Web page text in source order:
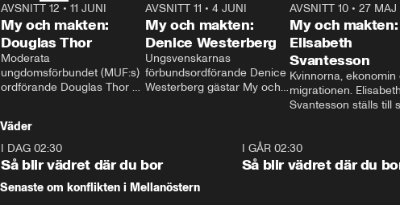
26:27
AVSNITT 12 • 11 JUNI
My och makten:
Douglas Thor
Moderata
ungdomsförbundet (MUF:s)
ordförande Douglas Thor
tonårsutvisningarna och hur
Moderaterna ska locka
väljare till valet i höst.
23:40
AVSNITT 11 •4 JUNI
My och makten:
Denice Westerberg
Ungsvenskarnas
förbundsordförande Denice
Westerberg gästar My och
AVSNITT 10 •27 MAJ
My och makten:
Elisabeth
Svantesson
Kvinnorna, ekonomin
migrationen. Elisabeth
Svantesson ställs till
Väder
I DAG 02:30
Så blir vädret där du bor
I GÅR 02:30
Så blir vädret där du
Senaste om konflikten i Mellanöstern